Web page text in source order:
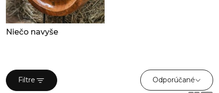
Niečo navyše
Filtre Odporúčané